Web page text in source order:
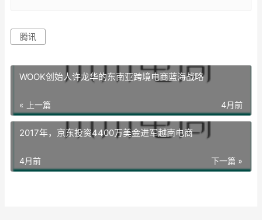
腾讯
WOOK创始人许龙华的东南亚跨境电商蓝海战略
« 上一篇 4月前
2017年，京东投资4400万美金进军越南电商
下一篇 »
4月前